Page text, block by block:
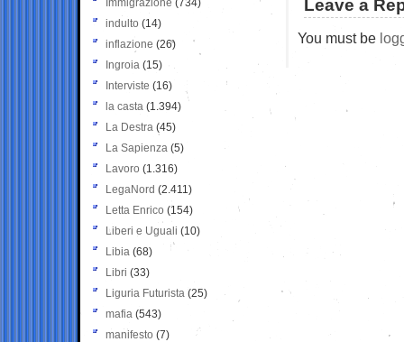
Leave a
You must be
Immigrazione (734)
indulto (14)
inflazione (26)
Ingroia (15)
Interviste (16)
la casta (1.394)
La Destra (45)
La Sapienza (5)
Lavoro (1.316)
LegaNord (2.411)
Letta Enrico (154)
Liberi e Uguali (10)
Libia (68)
Libri (33)
Liguria Futurista (25)
mafia (543)
manifesto (7)